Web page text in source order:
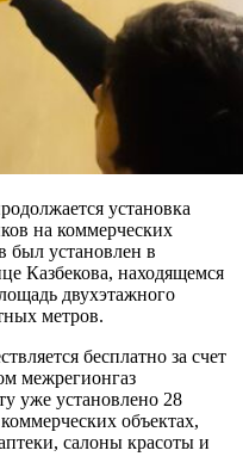
установка
на коммерческих
был установлен в
Казбекова, находящемся
двухэтажного
метров.
бесплатно за счет
межрегионгаз
уже установлено 28
объектах,
салоны красоты и